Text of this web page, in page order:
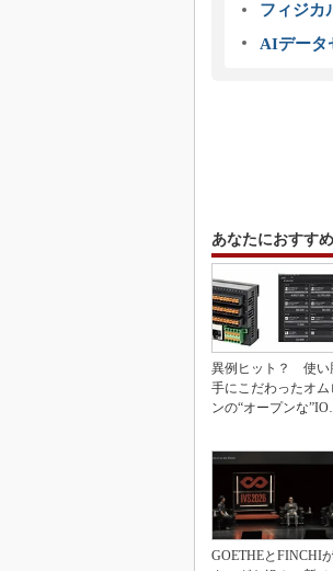
フィジカ
AIデータ
あなたにおすすめ
異例ヒット？ 使い
手にこだわったオム
ンの“オープンな
GOETHEとFINCHI